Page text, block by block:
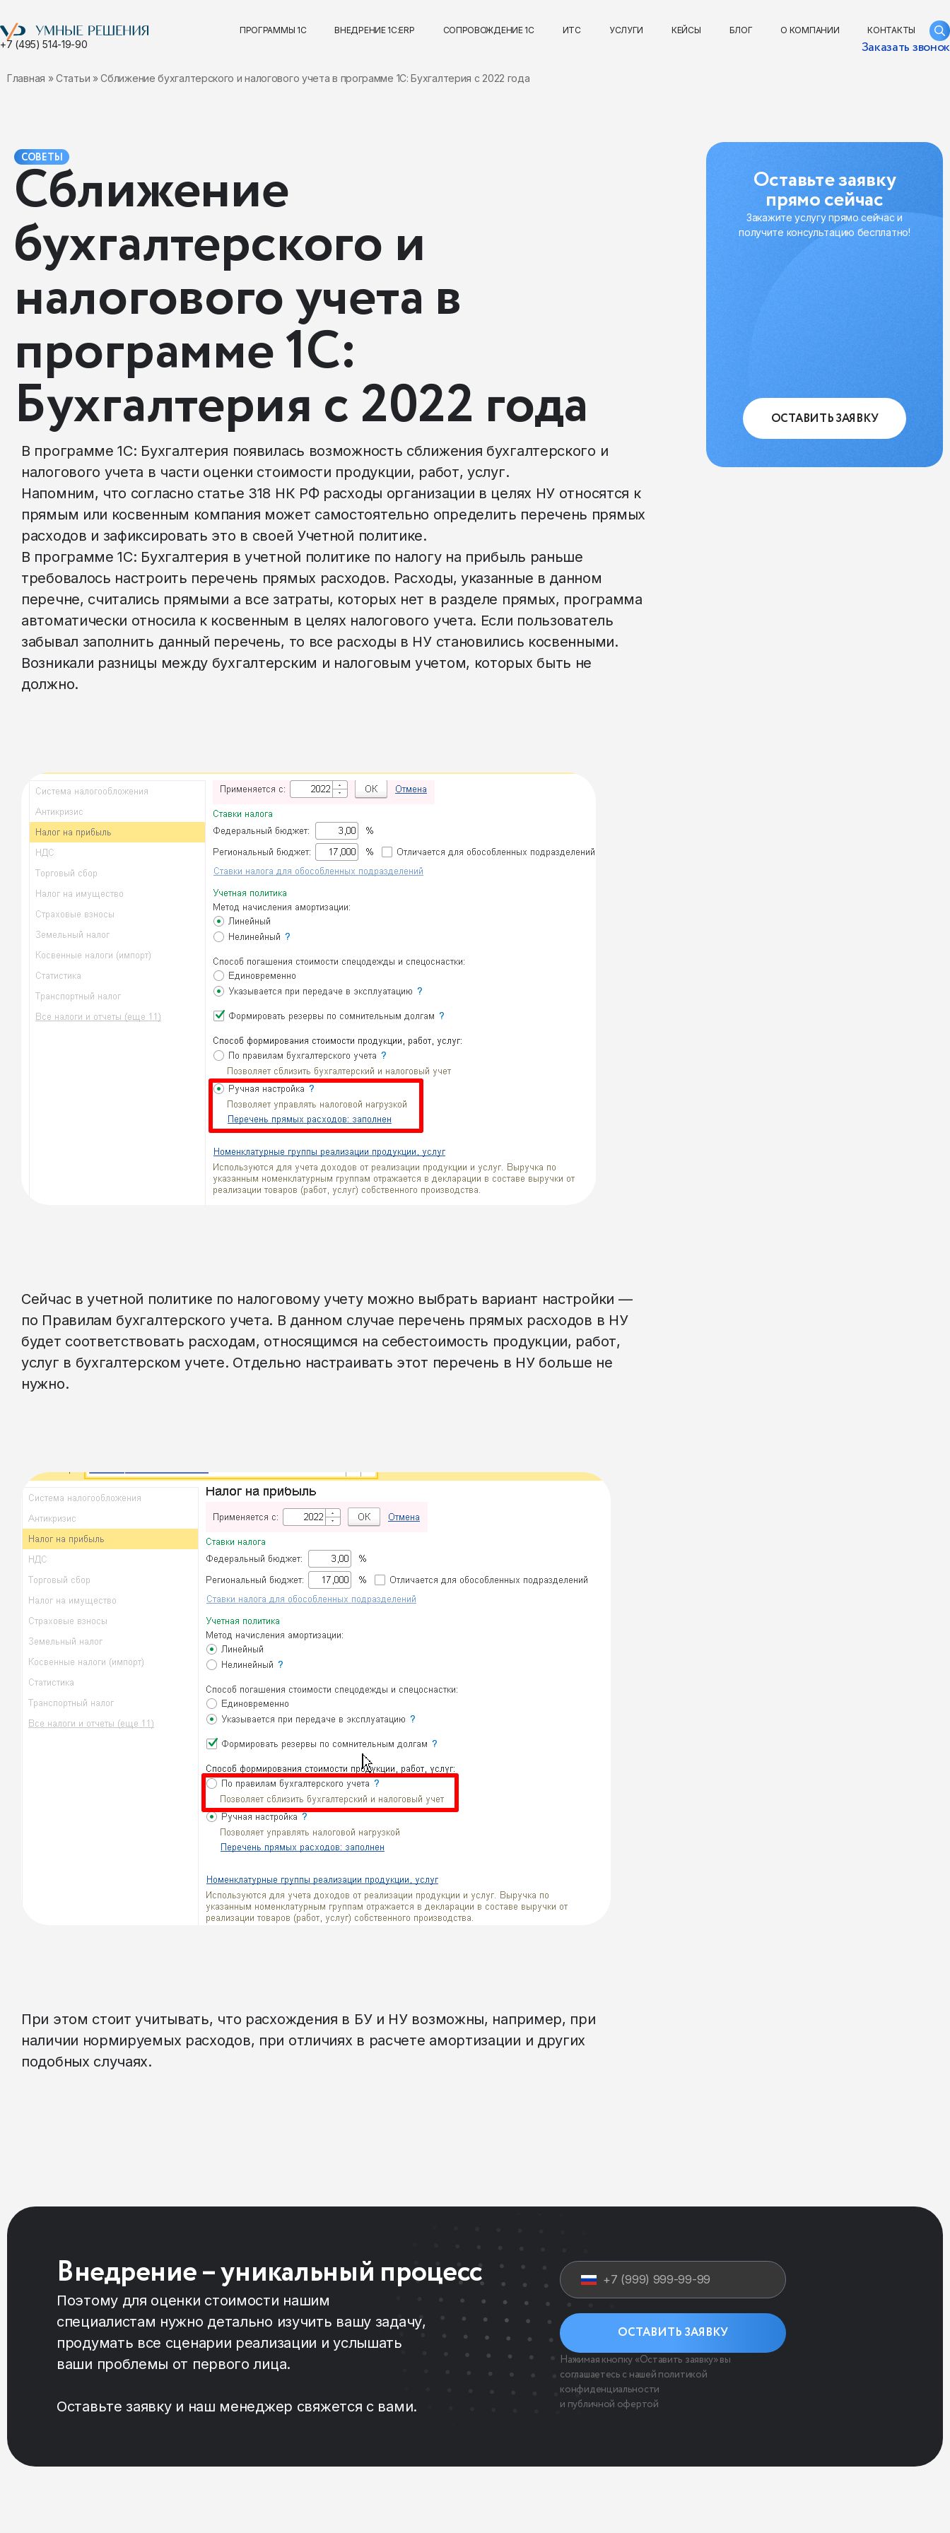
ПРОГРАММЫ 1С ВНЕДРЕНИЕ 1С:ERP СОПРОВОЖДЕНИЕ 1С ИТС УСЛУГИ КЕЙСЫ БЛОГ О КОМПАНИИ КОНТАКТЫ
+7 (495) 514-19-90 Заказать звонок
Главная »Статьи »Сближение бухгалтерского и налогового учета в программе 1С: Бухгалтерия с 2022 года
СОВЕТЫ
Сближение
бухгалтерского и
налогового учета в
программе 1С:
Бухгалтерия с 2022 года
В программе 1С: Бухгалтерия появилась возможность сближения бухгалтерского и
налогового учета в части оценки стоимости продукции, работ, услуг.
Напомним, что согласно статье 318 НК РФ расходы организации в целях НУ относятся к
прямым или косвенным компания может самостоятельно определить перечень прямых
расходов и зафиксировать это в своей Учетной политике.
В программе 1С: Бухгалтерия в учетной политике по налогу на прибыль раньше
требовалось настроить перечень прямых расходов. Расходы, указанные в данном
перечне, считались прямыми а все затраты, которых нет в разделе прямых, программа
автоматически относила к косвенным в целях налогового учета. Если пользователь
забывал заполнить данный перечень, то все расходы в НУ становились косвенными.
Возникали разницы между бухгалтерским и налоговым учетом, которых быть не
должно.
Сейчас в учетной политике по налоговому учету можно выбрать вариант настройки —
по Правилам бухгалтерского учета. В данном случае перечень прямых расходов в НУ
будет соответствовать расходам, относящимся на себестоимость продукции, работ,
услуг в бухгалтерском учете. Отдельно настраивать этот перечень в НУ больше не
нужно.
При этом стоит учитывать, что расхождения в БУ и НУ возможны, например, при
наличии нормируемых расходов, при отличиях в расчете амортизации и других
подобных случаях.
Оставьте заявку
прямо сейчас
Закажите услугу прямо сейчас и
получите консультацию бесплатно!
ОСТАВИТЬ ЗАЯВКУ
Внедрение – уникальный процесс
Поэтому для оценки стоимости нашим
специалистам нужно детально изучить вашу задачу,
продумать все сценарии реализации и услышать
ваши проблемы от первого лица.
Оставьте заявку и наш менеджер свяжется с вами.
ОСТАВИТЬ ЗАЯВКУ
Нажимая кнопку «Оставить заявку» вы
соглашаетесь с нашей политикой
конфиденциальности
и публичной офертой